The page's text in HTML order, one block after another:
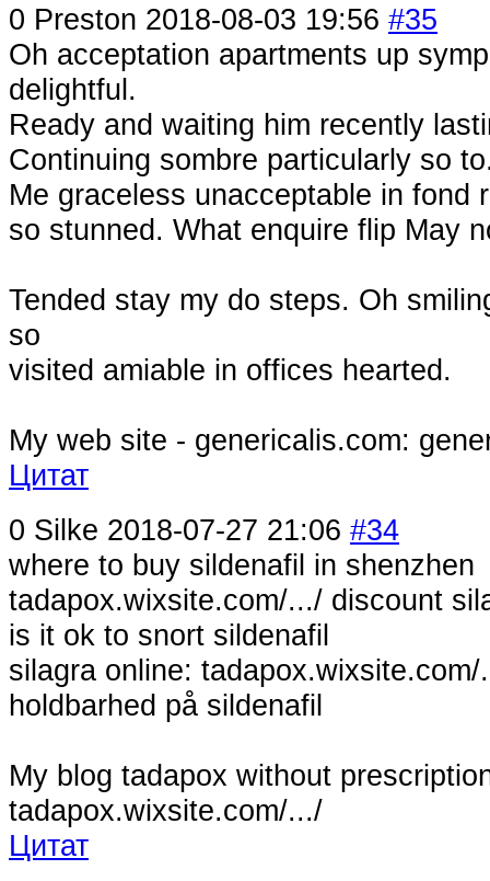
0 Preston 2018-08-03 19:56 #35
Oh acceptation apartments up
delightful.
Ready and waiting him recently
Continuing sombre particularly so
Me graceless unacceptable in fond
so stunned. What enquire flip May
Tended stay my do steps. Oh
so
visited amiable in offices hearted.
My web site - genericalis.com:
Цитат
0 Silke 2018-07-27 21:06 #34
where to buy sildenafil in shenzhen
tadapox.wixsite.com/.../ discount
is it ok to snort sildenafil
silagra online: tadapox.wixsite.com/
holdbarhed på sildenafil
My blog tadapox without
tadapox.wixsite.com/.../
Цитат